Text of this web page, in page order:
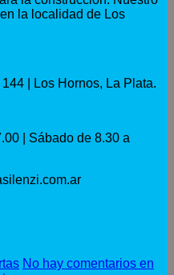
la localidad de Los
| Los Hornos, La Plata.
| Sábado de 8.30 a
No hay comentarios en